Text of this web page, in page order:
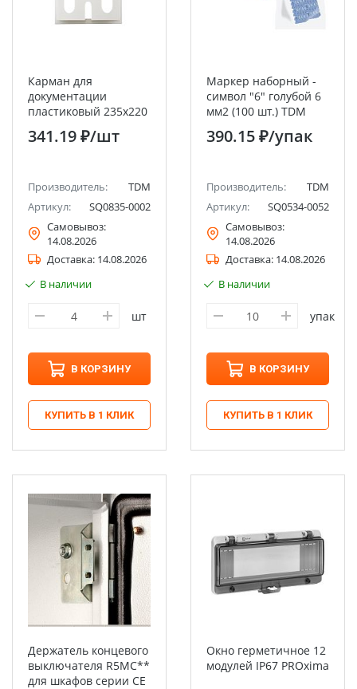
Карман для
документации
пластиковый 235х220
мм (A4) RAL7035 TDM
341.19 ₽/шт
Производитель:
TDM
Артикул:
SQ0835-0002
Самовывоз:
14.08.2026
Доставка: 14.08.2026
В наличии
шт
В КОРЗИНУ
КУПИТЬ В 1 КЛИК
Маркер наборный -
символ "6" голубой 6
мм2 (100 шт.) TDM
390.15 ₽/упак
Производитель:
TDM
Артикул:
SQ0534-0052
Самовывоз:
14.08.2026
Доставка: 14.08.2026
В наличии
упак
В КОРЗИНУ
КУПИТЬ В 1 КЛИК
Держатель концевого
выключателя R5MC**
для шкафов серии СЕ
Окно герметичное 12
модулей IP67 PROxima